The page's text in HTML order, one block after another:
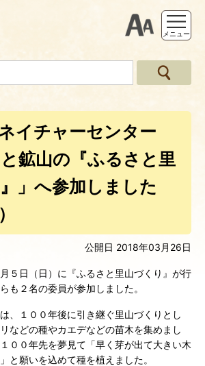
支援ツー
メニュー
ネイチャーセンター
鉱山の『ふるさと里
」へ参加しました
公開日 2018年03月26日
５日（日）に『ふるさと里山づくり』が行
も２名の委員が参加しました。
、１００年後に引き継ぐ里山づくりとし
などの種やカエデなどの苗木を集めまし
００年先を夢見て「早く芽が出て大きい木
と願いを込めて種を植えました。